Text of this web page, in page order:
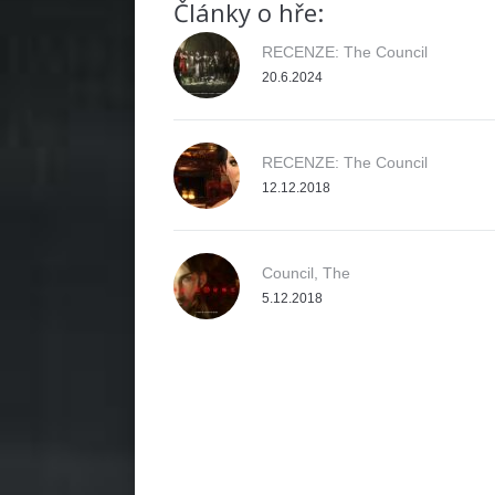
Články o hře:
RECENZE: The Council
20.6.2024
RECENZE: The Council
12.12.2018
Council, The
5.12.2018